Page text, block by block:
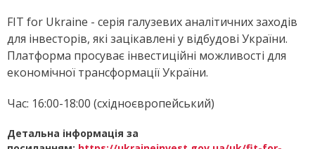
FIT for Ukraine - серія галузевих аналітичних заходів
для інвесторів, які зацікавлені у відбудові України.
Платформа просуває інвестиційні можливості для
економічної трансформації України.
Час: 16:00-18:00 (східноєвропейський)
Детальна інформація за